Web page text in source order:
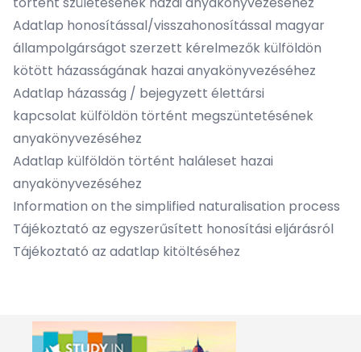
Adatlap honosítással/visszahonosítással magyar
állampolgárságot szerzett kérelmezők külföldön
kötött házasságának hazai anyakönyvezéséhez
Adatlap házasság / bejegyzett élettársi
kapcsolat külföldön történt megszüntetésének
anyakönyvezéséhez
Adatlap külföldön történt haláleset hazai
anyakönyvezéséhez
Information on the simplified naturalisation process
Tájékoztató az egyszerűsített honosítási eljárásról
Tájékoztató az adatlap kitöltéséhez